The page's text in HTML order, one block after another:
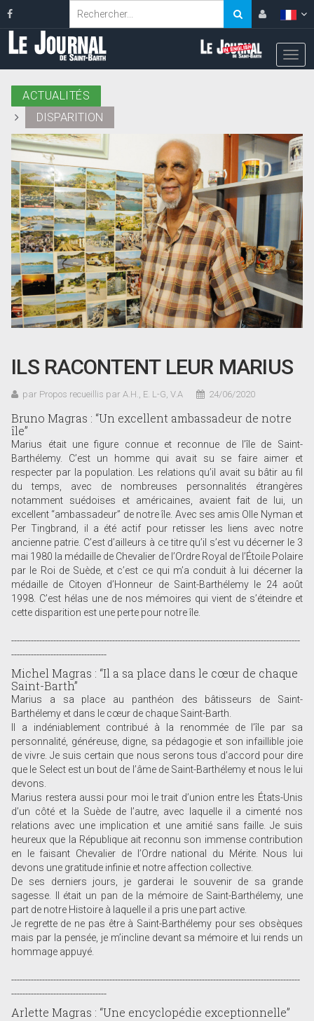
ACTUALITÉS
DISPARITION
ILS RACONTENT LEUR MARIUS
par Propos recueillis par A.H., E. L-G, V.A 24/06/2020
Bruno Magras : “Un excellent ambassadeur de notre
île”
Marius était une figure connue et reconnue de l’île de Saint-
Barthélemy. C’est un homme qui avait su se faire aimer et
respecter par la population. Les relations qu’il avait su bâtir au fil
du temps, avec de nombreuses personnalités étrangères
notamment suédoises et américaines, avaient fait de lui, un
excellent “ambassadeur” de notre île. Avec ses amis Olle Nyman et
Per Tingbrand, il a été actif pour retisser les liens avec notre
ancienne patrie. C’est d’ailleurs à ce titre qu’il s’est vu décerner le 3
mai 1980 la médaille de Chevalier de l’Ordre Royal de l’Étoile Polaire
par le Roi de Suède, et c’est ce qui m’a conduit à lui décerner la
médaille de Citoyen d’Honneur de Saint-Barthélemy le 24 août
1998. C’est hélas une de nos mémoires qui vient de s’éteindre et
cette disparition est une perte pour notre île.
-------------------------------------------------------------------------------------------------------
----------------------------------
Michel Magras : “Il a sa place dans le cœur de chaque
Saint-Barth”
Marius a sa place au panthéon des bâtisseurs de Saint-
Barthélemy et dans le cœur de chaque Saint-Barth.
Il a indéniablement contribué à la renommée de l’île par sa
personnalité, généreuse, digne, sa pédagogie et son infaillible joie
de vivre. Je suis certain que nous serons tous d’accord pour dire
que le Select est un bout de l’âme de Saint-Barthélemy et nous le lui
devons.
Marius restera aussi pour moi le trait d’union entre les États-Unis
d’un côté et la Suède de l’autre, avec laquelle il a cimenté nos
relations avec une implication et une amitié sans faille. Je suis
heureux que la République ait reconnu son immense contribution
en le faisant Chevalier de l’Ordre national du Mérite. Nous lui
devons une gratitude infinie et notre affection collective.
De ses derniers jours, je garderai le souvenir de sa grande
sagesse. Il était un pan de la mémoire de Saint-Barthélemy, une
part de notre Histoire à laquelle il a pris une part active.
Je regrette de ne pas être à Saint-Barthélemy pour ses obsèques
mais par la pensée, je m’incline devant sa mémoire et lui rends un
hommage appuyé.
-------------------------------------------------------------------------------------------------------
----------------------------------
Arlette Magras : “Une encyclopédie exceptionnelle”